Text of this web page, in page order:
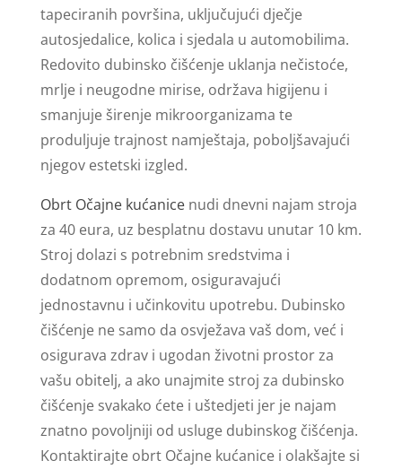
tapeciranih površina, uključujući dječje
autosjedalice, kolica i sjedala u automobilima.
Redovito dubinsko čišćenje uklanja nečistoće,
mrlje i neugodne mirise, održava higijenu i
smanjuje širenje mikroorganizama te
produljuje trajnost namještaja, poboljšavajući
njegov estetski izgled.
Obrt Očajne kućanicenudi dnevni najam stroja
za 40 eura, uz besplatnu dostavu unutar 10 km.
Stroj dolazi s potrebnim sredstvima i
dodatnom opremom, osiguravajući
jednostavnu i učinkovitu upotrebu. Dubinsko
čišćenje ne samo da osvježava vaš dom, već i
osigurava zdrav i ugodan životni prostor za
vašu obitelj, a ako unajmite stroj za dubinsko
čišćenje svakako ćete i uštedjeti jer je najam
znatno povoljniji od usluge dubinskog čišćenja.
Kontaktirajte obrt Očajne kućanice i olakšajte si